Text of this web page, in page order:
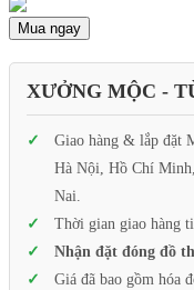
Mua ngay
XƯỞNG MỘC -
Giao hàng & lắp đặt
Hà Nội, Hồ Chí
Nai.
Thời gian giao hàng
Nhận đặt đóng đồ
Giá đã bao gồm hóa